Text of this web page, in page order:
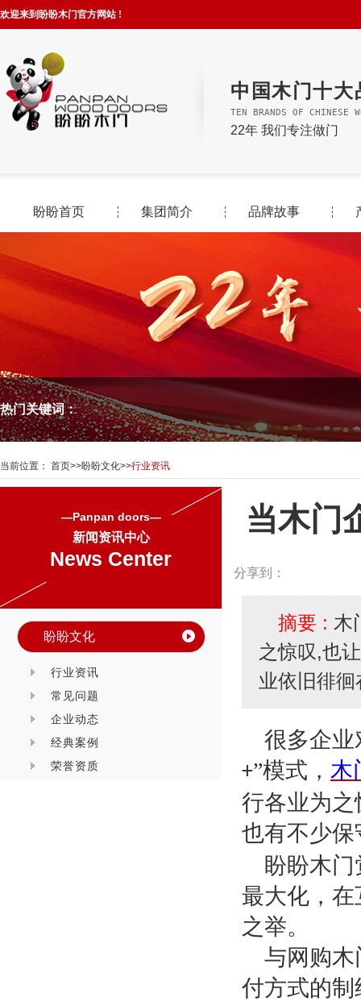
欢迎来到盼盼木门官方网站 !
中国木门十大
TEN BRANDS OF CHINESE
22年 我们专注做门
盼盼首页 集团简介 品牌故事
热门关键词：
当前位置： 首页>>盼盼文化>>行业资讯
—Panpan doors—
新闻资讯中心
News Center
盼盼文化
行业资讯
常见问题
企业动态
经典案例
荣誉资质
当木门
分享到：
摘要 : 木
之惊叹,也
业依旧徘徊
很多企业
+”模式， 木
行各业为
也有不少
盼盼木门
最大化，
之举。
与网购木
付方式的